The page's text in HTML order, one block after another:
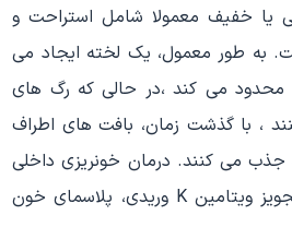
یا خفیف معمولا شامل استراحت و
به طور معمول، یک لخته ایجاد می
محدود می کند ،در حالی که رگ های
، با گذشت زمان، بافت های اطراف
جذب می کنند. درمان خونریزی داخلی
متوسط تا شدید شامل تجویز ویتامین K وریدی، پلاسمای خون